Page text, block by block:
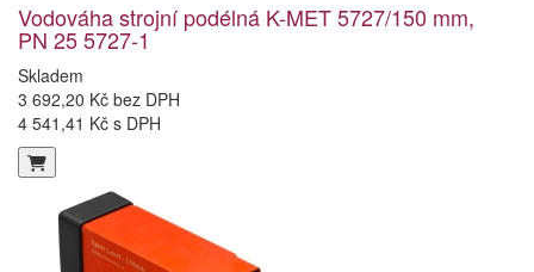
Vodováha strojní podélná K-MET 5727/150 mm,
PN 25 5727-1
Skladem
3 692,20 Kč bez DPH
4 541,41 Kč s DPH